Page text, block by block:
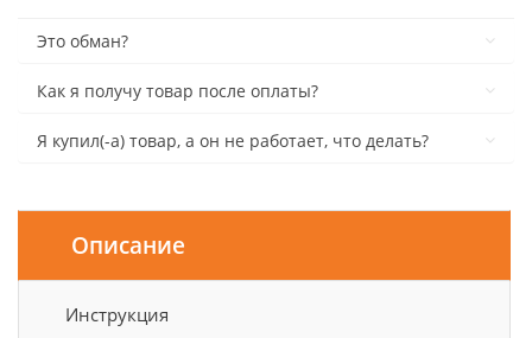
Это обман?
Как я получу товар после оплаты?
Я купил(-а) товар, а он не работает, что делать?
Описание
Инструкция